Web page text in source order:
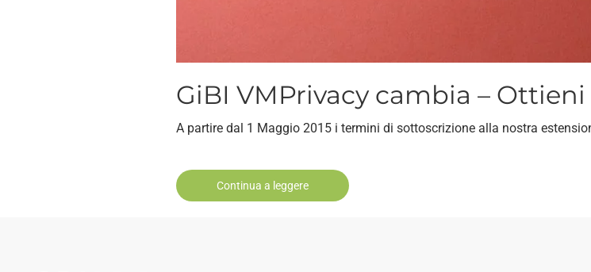
GiBI VMPrivacy cambia –
A partire dal 1 Maggio 2015 i termini di sottoscrizione alla nostra
Continua a leggere